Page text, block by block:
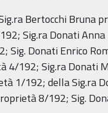
Bertocchi Bruna
Sig.ra Donati
Sig. Donati Enrico
4/192; Sig.ra Donati
1/192; della Sig.ra
8/192; Sig.